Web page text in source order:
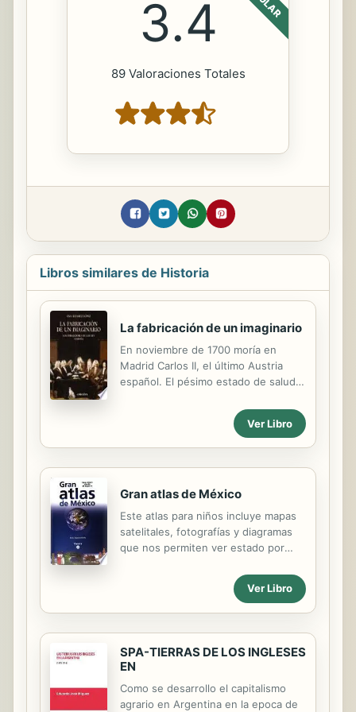
3.4
89 Valoraciones Totales
Libros similares de Historia
La fabricación de un imaginario
En noviembre de 1700 moría en
Madrid Carlos II, el último Austria
español. El pésimo estado de salud
estados europeos en torno al asunto
de su sucesión. De esta manera,
durante cuarenta años, la diplomacia
asegurar a sus respectivos
español. Se trataba, entre otras
cosas, de convencer a los españoles
de que su alternativa era la mejor, la
más conveniente, la más atractiva. El
final es de todos conocido: Felipe de
Anjou, nieto del rey de Francia, fue
Ver Libro
Gran atlas de México
Este atlas para niños incluye mapas
satelitales, fotografías y diagramas
que nos permiten ver estado por
Ver Libro
SPA-TIERRAS DE LOS INGLESES
EN
Como se desarrollo el capitalismo
agrario en Argentina en la epoca de